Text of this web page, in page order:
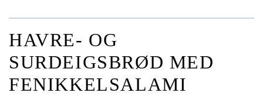
HAVRE- OG
SURDEIGSBRØD MED
FENIKKELSALAMI